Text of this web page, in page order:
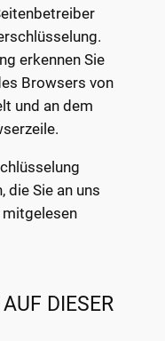
erkennen Sie
Browsers von
und an dem
die Sie an uns
DIESER